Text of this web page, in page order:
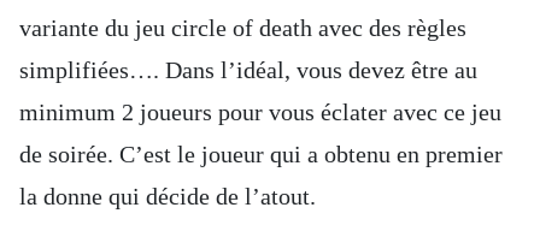
variante du jeu circle of death avec des règles
simplifiées…. Dans l’idéal, vous devez être au
minimum 2 joueurs pour vous éclater avec ce jeu
de soirée. C’est le joueur qui a obtenu en premier
la donne qui décide de l’atout.